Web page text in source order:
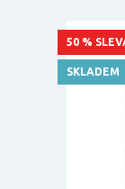
50 %
SKLADEM